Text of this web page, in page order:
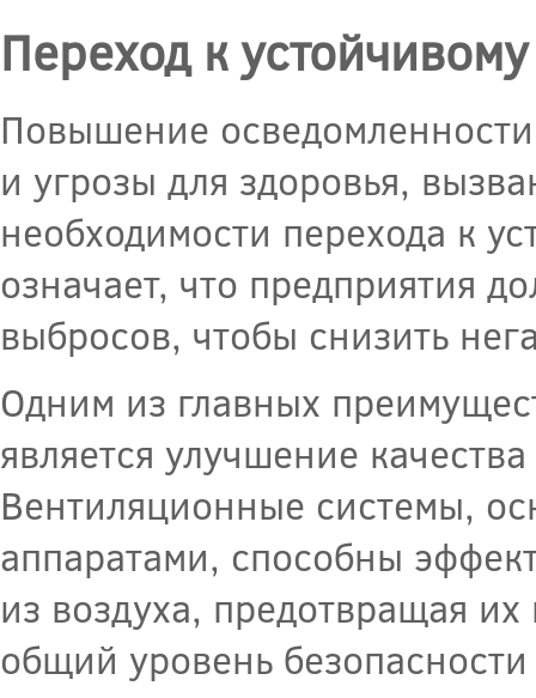
Переход к
Повышение
и угрозы для здоровья,
необходимости перехода к
означает, что предприятия
выбросов, чтобы снизить
Одним из главных
является улучшение
Вентиляционные системы,
аппаратами, способны
из воздуха, предотвращая
общий уровень